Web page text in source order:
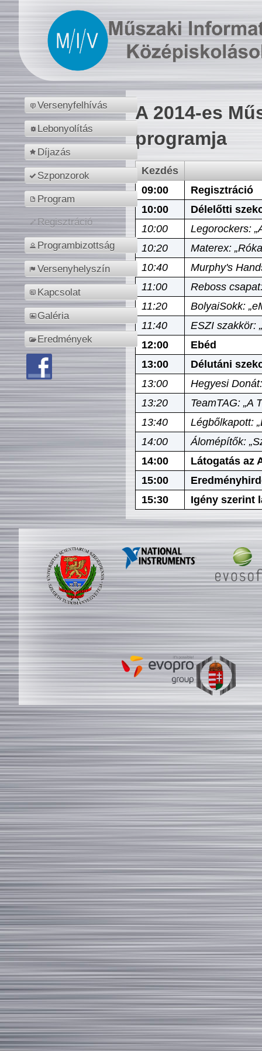
Versenyfelhívás
Lebonyolítás
Díjazás
Szponzorok
Program
Regisztráció
Programbizottság
Versenyhelyszín
Kapcsolat
Galéria
Eredmények
A 2014-es
programja
Kezdés
09:00
Regisztráció
10:00
Délelőtti
10:00
Legorockers:
10:20
Materex:
10:40
Murphy's
11:00
Reboss
11:20
BolyaiSokk:
11:40
ESZI szakkör:
12:00
Ebéd
13:00
Délutáni
13:00
Hegyesi
13:20
TeamTAG: „A
13:40
Légbőlkapott:
14:00
Álomépítők:
14:00
Látogatás az
15:00
15:30
Igény szerint